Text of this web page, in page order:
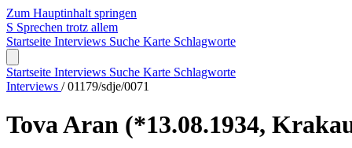
Zum Hauptinhalt springen
S Sprechen trotz allem
Startseite Interviews Suche Karte Schlagworte
Startseite Interviews Suche Karte Schlagworte
Interviews / 01179/sdje/0071
Tova Aran (*13.08.1934,